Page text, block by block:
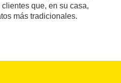
que, en su casa,
más tradicionales.